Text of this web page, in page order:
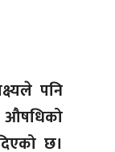
पनि
औषधिको
छ।